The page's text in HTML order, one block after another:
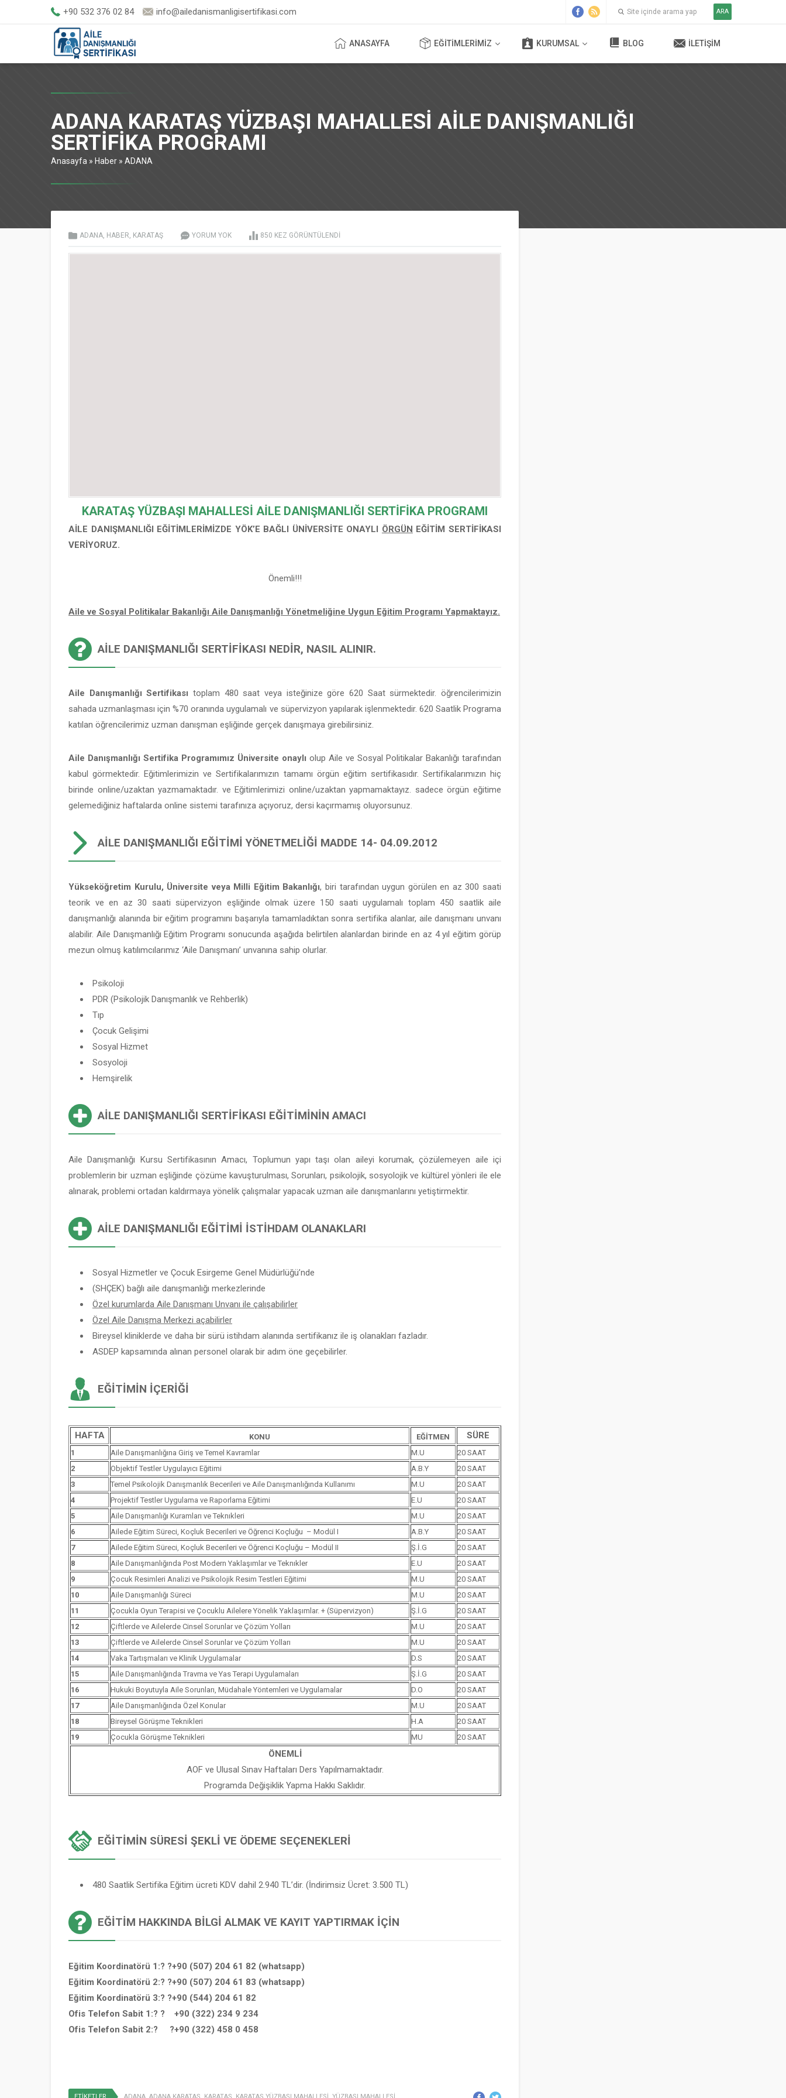
+90 532 376 02 84 info@ailedanismanligisertifikasi.com ARA
ANASAYFA EĞİTİMLERİMİZ KURUMSAL BLOG İLETIŞIM
ADANA KARATAŞ YÜZBAŞI MAHALLESİ AİLE DANIŞMANLIĞI
SERTİFİKA PROGRAMI
Anasayfa » Haber » ADANA
ADANA, HABER, KARATAŞ YORUM YOK 850 KEZ GÖRÜNTÜLENDI
KARATAŞ YÜZBAŞI MAHALLESİ AİLE DANIŞMANLIĞI SERTİFİKA PROGRAMI
AİLE DANIŞMANLIĞI EĞİTİMLERİMİZDE YÖK’E BAĞLI ÜNİVERSİTE ONAYLI ÖRGÜN EĞİTİM SERTİFİKASI
VERİYORUZ.
Önemli!!!
Aile ve Sosyal Politikalar Bakanlığı Aile Danışmanlığı Yönetmeliğine Uygun Eğitim Programı Yapmaktayız.
AILE DANIŞMANLIĞI SERTIFIKASI NEDIR, NASIL ALINIR.
Aile Danışmanlığı Sertifikası toplam 480 saat veya isteğinize göre 620 Saat sürmektedir. öğrencilerimizin
sahada uzmanlaşması için %70 oranında uygulamalı ve süpervizyon yapılarak işlenmektedir. 620 Saatlik Programa
katılan öğrencilerimiz uzman danışman eşliğinde gerçek danışmaya girebilirsiniz.
Aile Danışmanlığı Sertifika Programımız Üniversite onaylı olup Aile ve Sosyal Politikalar Bakanlığı tarafından
kabul görmektedir. Eğitimlerimizin ve Sertifikalarımızın tamamı örgün eğitim sertifikasıdır. Sertifikalarımızın hiç
birinde online/uzaktan yazmamaktadır. ve Eğitimlerimizi online/uzaktan yapmamaktayız. sadece örgün eğitime
gelemediğiniz haftalarda online sistemi tarafınıza açıyoruz, dersi kaçırmamış oluyorsunuz.
AILE DANIŞMANLIĞI EĞITIMI YÖNETMELIĞI MADDE 14- 04.09.2012
Yükseköğretim Kurulu, Üniversite veya Milli Eğitim Bakanlığı, biri tarafından uygun görülen en az 300 saati
teorik ve en az 30 saati süpervizyon eşliğinde olmak üzere 150 saati uygulamalı toplam 450 saatlik aile
danışmanlığı alanında bir eğitim programını başarıyla tamamladıktan sonra sertifika alanlar, aile danışmanı unvanı
alabilir. Aile Danışmanlığı Eğitim Programı sonucunda aşağıda belirtilen alanlardan birinde en az 4 yıl eğitim görüp
mezun olmuş katılımcılarımız ‘Aile Danışmanı’ unvanına sahip olurlar.
Psikoloji
PDR (Psikolojik Danışmanlık ve Rehberlik)
Tıp
Çocuk Gelişimi
Sosyal Hizmet
Sosyoloji
Hemşirelik
AILE DANIŞMANLIĞI SERTIFIKASI EĞITIMININ AMACI
Aile Danışmanlığı Kursu Sertifikasının Amacı, Toplumun yapı taşı olan aileyi korumak, çözülemeyen aile içi
problemlerin bir uzman eşliğinde çözüme kavuşturulması, Sorunları, psikolojik, sosyolojik ve kültürel yönleri ile ele
alınarak, problemi ortadan kaldırmaya yönelik çalışmalar yapacak uzman aile danışmanlarını yetiştirmektir.
AILE DANIŞMANLIĞI EĞITIMI İSTIHDAM OLANAKLARI
Sosyal Hizmetler ve Çocuk Esirgeme Genel Müdürlüğü’nde
(SHÇEK) bağlı aile danışmanlığı merkezlerinde
Özel kurumlarda Aile Danışmanı Unvanı ile çalışabilirler
Özel Aile Danışma Merkezi açabilirler
Bireysel kliniklerde ve daha bir sürü istihdam alanında sertifikanız ile iş olanakları fazladır.
ASDEP kapsamında alınan personel olarak bir adım öne geçebilirler.
EĞITIMIN İÇERIĞI
HAFTA KONU EĞİTMEN SÜRE
1 Aile Danışmanlığına Giriş ve Temel Kavramlar M.U
20 SAAT
2
Objektif Testler Uygulayıcı Eğitimi A.B.Y
20 SAAT
3
Temel Psikolojik Danışmanlık Becerileri ve Aile Danışmanlığında Kullanımı M.U
20 SAAT
4
Projektif Testler Uygulama ve Raporlama Eğitimi E.U
20 SAAT
5
Aile Danışmanlığı Kuramları ve Teknıkleri M.U
20 SAAT
6
Ailede Eğitim Süreci, Koçluk Becerileri ve Öğrenci Koçluğu – Modül I A.B.Y
20 SAAT
7
Ailede Eğitim Süreci, Koçluk Becerileri ve Öğrenci Koçluğu – Modül II Ş.İ.G
20 SAAT
8
Aile Danışmanlığında Post Modern Yaklaşımlar ve Teknıkler E.U
20 SAAT
9
Çocuk Resimleri Analizi ve Psikolojik Resim Testleri Eğitimi M.U
20 SAAT
10
Aile Danışmanlığı Süreci M.U
20 SAAT
11
Çocukla Oyun Terapisi ve Çocuklu Ailelere Yönelik Yaklaşımlar. + (Süpervizyon) Ş.İ.G
20 SAAT
12
Çiftlerde ve Ailelerde Cinsel Sorunlar ve Çözüm Yolları M.U
20 SAAT
13
Çiftlerde ve Ailelerde Cinsel Sorunlar ve Çözüm Yolları M.U
20 SAAT
14
Vaka Tartışmaları ve Klinik Uygulamalar D.S
20 SAAT
15
Aile Danışmanlığında Travma ve Yas Terapi Uygulamaları Ş.İ.G
20 SAAT
16
Hukuki Boyutuyla Aile Sorunları, Müdahale Yöntemleri ve Uygulamalar D.O
20 SAAT
17
Aile Danışmanlığında Özel Konular M.U
20 SAAT
18
Bireysel Görüşme Teknikleri H.A
20 SAAT
19
Çocukla Görüşme Teknikleri MU 20 SAAT
ÖNEMLİ
AOF ve Ulusal Sınav Haftaları Ders Yapılmamaktadır.
Programda Değişiklik Yapma Hakkı Saklıdır.
EĞITIMIN SÜRESI ŞEKLI VE ÖDEME SEÇENEKLERI
480 Saatlik Sertifika Eğitim ücreti KDV dahil 2.940 TL’dir. (İndirimsiz Ücret: 3.500 TL)
EĞITIM HAKKINDA BILGI ALMAK VE KAYIT YAPTIRMAK İÇIN
Eğitim Koordinatörü 1:? ?+90 (507) 204 61 82 (whatsapp)
Eğitim Koordinatörü 2:? ?+90 (507) 204 61 83 (whatsapp)
Eğitim Koordinatörü 3:? ?+90 (544) 204 61 82
Ofis Telefon Sabit 1:? ? +90 (322) 234 9 234
Ofis Telefon Sabit 2:? ?+90 (322) 458 0 458